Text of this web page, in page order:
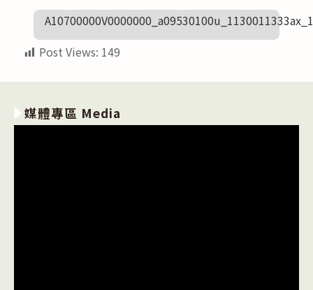
A10700000V0000000_a09530100u_1130011333ax_1
Post Views: 149
媒體專區 Media